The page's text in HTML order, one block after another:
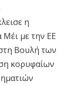
η
με την ΕΕ
Βουλή των
κορυφαίων